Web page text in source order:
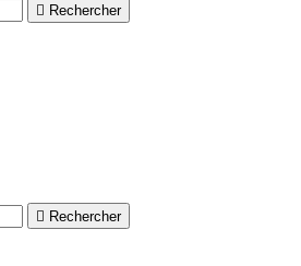
 Rechercher
 Rechercher